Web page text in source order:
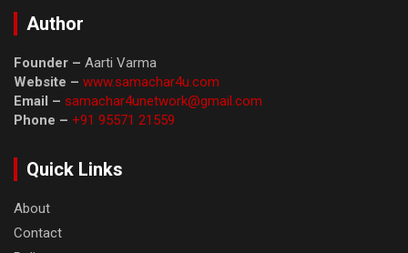
Author
Founder – Aarti Varma
Website – www.samachar4u.com
Email – samachar4unetwork@gmail.com
Phone – +91 95571 21559
Quick Links
About
Contact